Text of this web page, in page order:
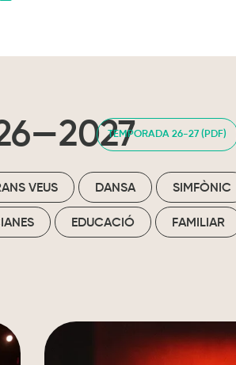
TEMPORADA 26-27 (PDF)
VEUS DANSA SIMFÒNIC
EDUCACIÓ FAMILIAR